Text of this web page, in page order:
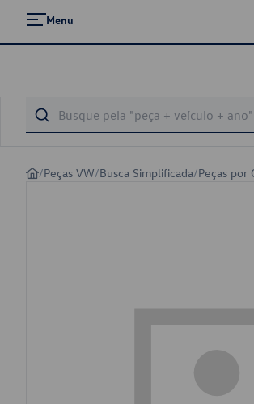
Menu
/Peças VW/Busca Simplificada/Peças por